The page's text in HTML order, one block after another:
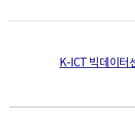
K-ICT 빅데이터